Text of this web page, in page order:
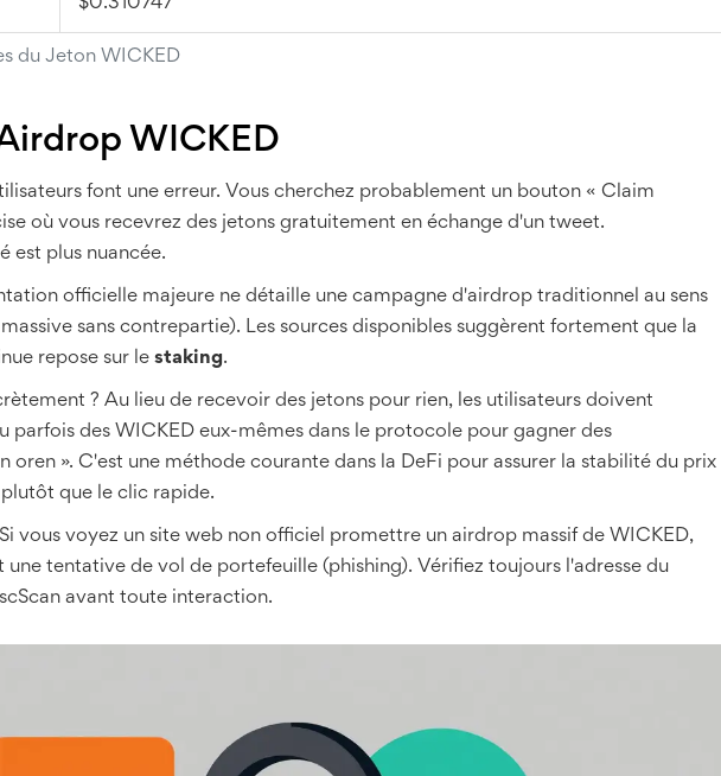
du Jeton WICKED
$0.310747
WICKED
font une erreur. Vous cherchez probablement un bouton « Claim
où vous recevrez des jetons gratuitement en échange d'un tweet.
est plus nuancée.
officielle majeure ne détaille une campagne d'airdrop traditionnel au sens
sans contrepartie). Les sources disponibles suggèrent fortement que la
repose sur le staking.
? Au lieu de recevoir des jetons pour rien, les utilisateurs doivent
parfois des WICKED eux-mêmes dans le protocole pour gagner des
oren ». C'est une méthode courante dans la DeFi pour assurer la stabilité du prix
que le clic rapide.
Si vous voyez un site web non officiel promettre un airdrop massif de WICKED,
tentative de vol de portefeuille (phishing). Vérifiez toujours l'adresse du
avant toute interaction.